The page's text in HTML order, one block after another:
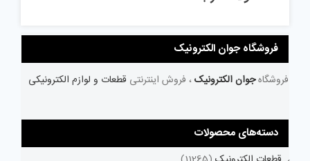
فروشگاه جوان الکترونیک
فروشگاهجوان الکترونیک ، فروش اینترنتی قطعات و لوازم الکترونیکی
دسته‌های محصولات